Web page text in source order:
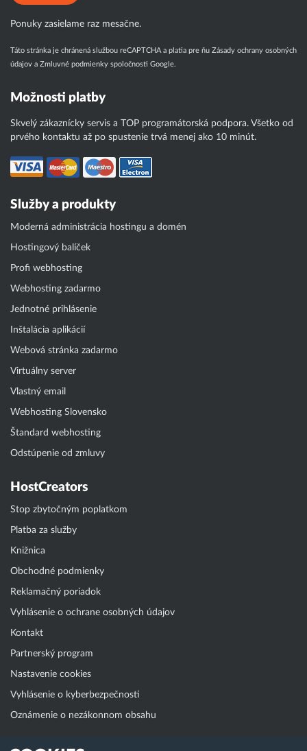
Ponuky zasielame raz mesačne.
Táto stránka je chránená službou reCAPTCHA a platia pre ňu Zásady ochrany osobných
údajov a Zmluvné podmienky spoločnosti Google.
Možnosti platby
Skvelý zákaznícky servis a TOP programátorská podpora. Všetko od
prvého kontaktu až po spustenie trvá menej ako 10 minút.
Služby a produkty
Moderná administrácia hostingu a domén
Hostingový balíček
Profi webhosting
Webhosting zadarmo
Jednotné prihlásenie
Inštalácia aplikácií
Webová stránka zadarmo
Virtuálny server
Vlastný email
Webhosting Slovensko
Štandard webhosting
Odstúpenie od zmluvy
HostCreators
Stop zbytočným poplatkom
Platba za služby
Knižnica
Obchodné podmienky
Reklamačný poriadok
Vyhlásenie o ochrane osobných údajov
Kontakt
Partnerský program
Nastavenie cookies
Vyhlásenie o kyberbezpečnosti
Oznámenie o nezákonnom obsahu